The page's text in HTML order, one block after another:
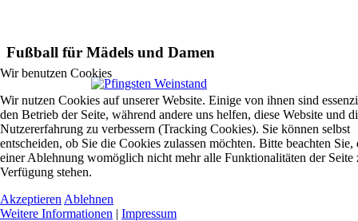
Fußball für Mädels und Damen
Wir benutzen Cookies
Wir nutzen Cookies auf unserer Website. Einige von ihnen sind
den Betrieb der Seite, während andere uns helfen, diese Website und
Nutzererfahrung zu verbessern (Tracking Cookies). Sie können selbst
entscheiden, ob Sie die Cookies zulassen möchten. Bitte beachten Sie,
einer Ablehnung womöglich nicht mehr alle Funktionalitäten der Seite
Verfügung stehen.
Akzeptieren Ablehnen
Weitere Informationen | Impressum